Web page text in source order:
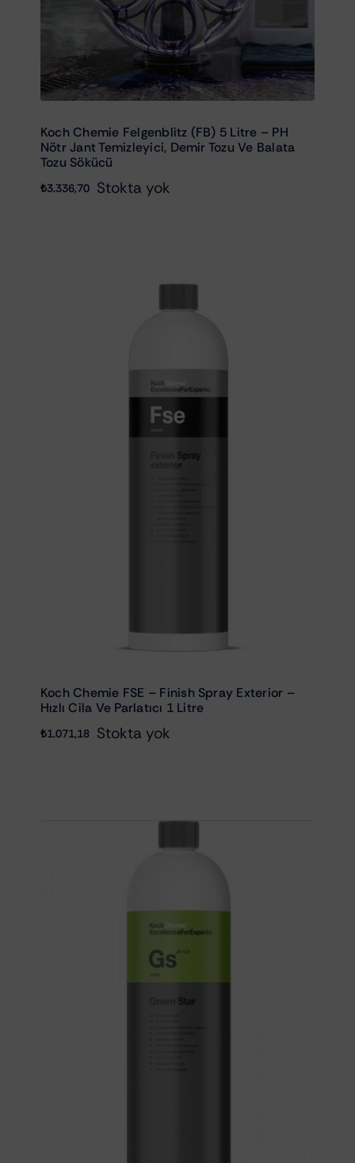
Koch Chemie Felgenblitz (FB) 5 Litre – PH
Nötr Jant Temizleyici, Demir Tozu Ve Balata
Tozu Sökücü
₺3.336,70 Stokta yok
Koch Chemie FSE – Finish Spray Exterior –
Hızlı Cila Ve Parlatıcı 1 Litre
₺1.071,18 Stokta yok